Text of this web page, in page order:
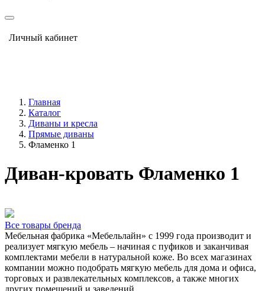
Личный кабинет
Главная
Каталог
Диваны и кресла
Прямые диваны
Фламенко 1
Диван-кровать Фламенко 1
Все товары бренда
Мебельная фабрика «Мебельлайн» с 1999 года производит и
реализует мягкую мебель – начиная с пуфиков и заканчивая
комплектами мебели в натуральной коже. Во всех магазинах
компании можно подобрать мягкую мебель для дома и офиса,
торговых и развлекательных комплексов, а также многих
других помещений и заведений.